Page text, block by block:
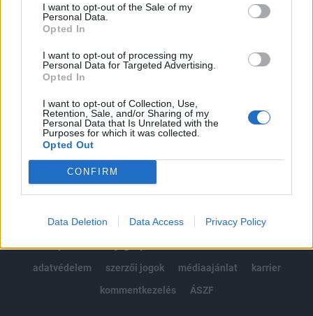
I want to opt-out of the Sale of my
Personal Data.
Opted In
I want to opt-out of processing my
Personal Data for Targeted Advertising.
Opted In
I want to opt-out of Collection, Use,
Retention, Sale, and/or Sharing of my
Personal Data that Is Unrelated with the
Purposes for which it was collected.
Opted Out
CONFIRM
Data Deletion Data Access Privacy Policy
Kötéslisták: BÉT elmúlt 2 év napon belüli
kötéslistái
Előfizetés
MÁR ELŐFIZETŐNK VAGY?BEJELENTKEZÉS
© 2026 Portfolio
impresszum
jogi nyilatkozat
süti beállítások
adatvédelem
szerzői jogok médiaajánlat
karrier
kommentkezelés
ÁSZF